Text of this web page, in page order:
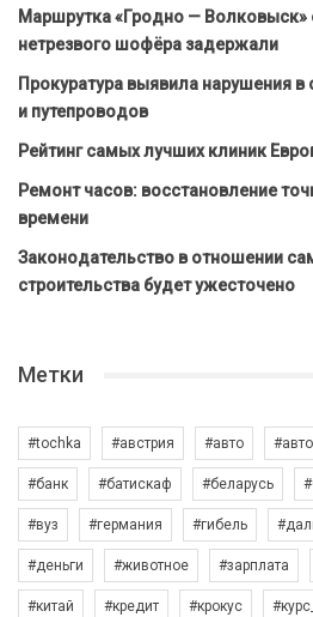
Маршрутка «Гродно — Волковыск»
нетрезвого шофёра задержали
Прокуратура выявила нарушения
и путепроводов
Рейтинг самых лучших клиник
Ремонт часов: восстановление
времени
Законодательство в отношении
строительства будет ужесточено
Метки
#tochka #австрия #авто
#банк #батискаф #беларусь
#вуз #германия #гибель
#деньги #животное #зарплата
#китай #кредит #крокус